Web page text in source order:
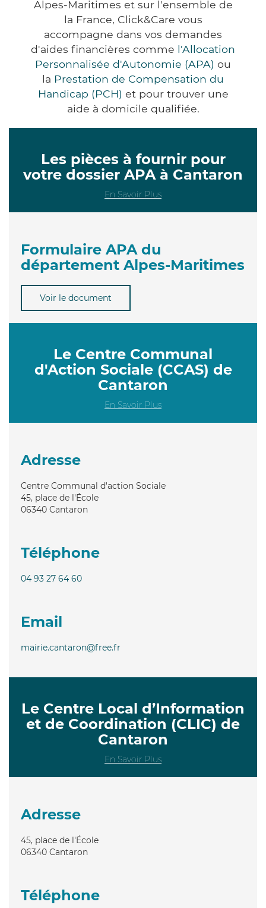
Alpes-Maritimes et sur l'ensemble de
la France, Click&Care vous
accompagne dans vos demandes
d'aides financières comme l'Allocation
Personnalisée d'Autonomie (APA) ou
la Prestation de Compensation du
Handicap (PCH) et pour trouver une
aide à domicile qualifiée.
Les pièces à fournir pour
votre dossier APA à Cantaron
En Savoir Plus
Formulaire APA du
département Alpes-Maritimes
Voir le document
Le Centre Communal
d'Action Sociale (CCAS) de
Cantaron
En Savoir Plus
Adresse
Centre Communal d'action Sociale
45, place de l'École
06340 Cantaron
Téléphone
04 93 27 64 60
Email
mairie.cantaron@free.fr
Le Centre Local d’Information
et de Coordination (CLIC) de
Cantaron
En Savoir Plus
Adresse
45, place de l'École
06340 Cantaron
Téléphone